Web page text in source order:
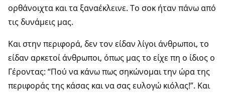
ορθάνοιχτα και τα ξαναέκλεινε. Το σοκ ήταν πάνω από
τις δυνάμεις μας.
Και στην περιφορά, δεν τον είδαν λίγοι άνθρωποι, το
είδαν αρκετοί άνθρωποι, όπως μας το είχε πη ο ίδιος ο
Γέροντας: “Πού να κάνω πως σηκώνομαι την ώρα της
περιφοράς της κάσας και να σας ευλογώ κιόλας!”. Και